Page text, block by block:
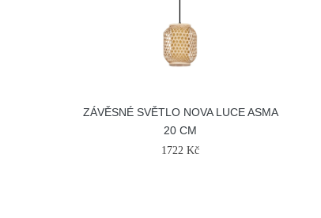
ZÁVĚSNÉ SVĚTLO NOVA LUCE ASMA
20 CM
1722 Kč